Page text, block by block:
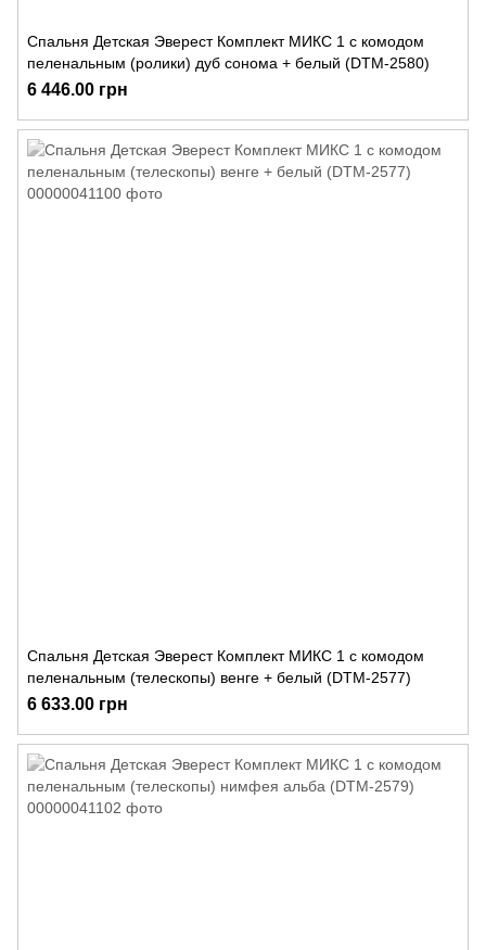
Спальня Детская Эверест Комплект МИКС 1 с комодом
пеленальным (ролики) дуб сонома + белый (DTM-2580)
6 446.00 грн
Спальня Детская Эверест Комплект МИКС 1 с комодом
пеленальным (телескопы) венге + белый (DTM-2577)
6 633.00 грн